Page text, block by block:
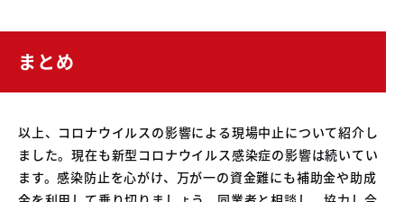
まとめ
以上、コロナウイルスの影響による現場中止について紹介し
ました。現在も新型コロナウイルス感染症の影響は続いてい
ます。感染防止を心がけ、万が一の資金難にも補助金や助成